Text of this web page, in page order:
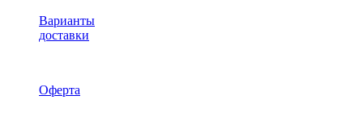
Варианты
доставки
Оферта